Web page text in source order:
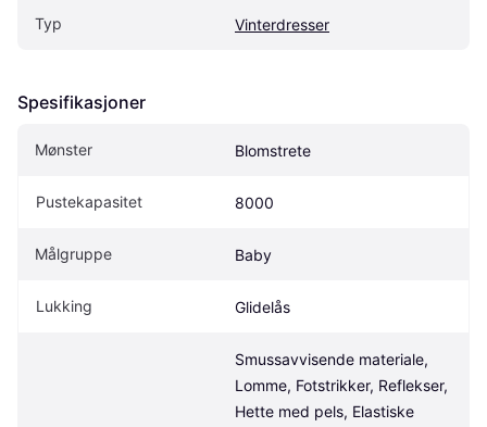
Typ Vinterdresser
Spesifikasjoner
Mønster Blomstrete
Pustekapasitet 8000
Målgruppe Baby
Lukking Glidelås
Smussavvisende materiale,
Lomme, Fotstrikker, Reflekser,
Hette med pels, Elastiske